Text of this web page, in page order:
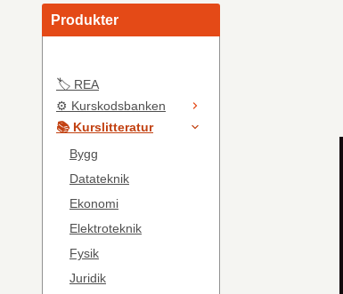
Produkter
🏷️ REA
⚙️ Kurskodsbanken
📚 Kurslitteratur
Bygg
Datateknik
Ekonomi
Elektroteknik
Fysik
Juridik